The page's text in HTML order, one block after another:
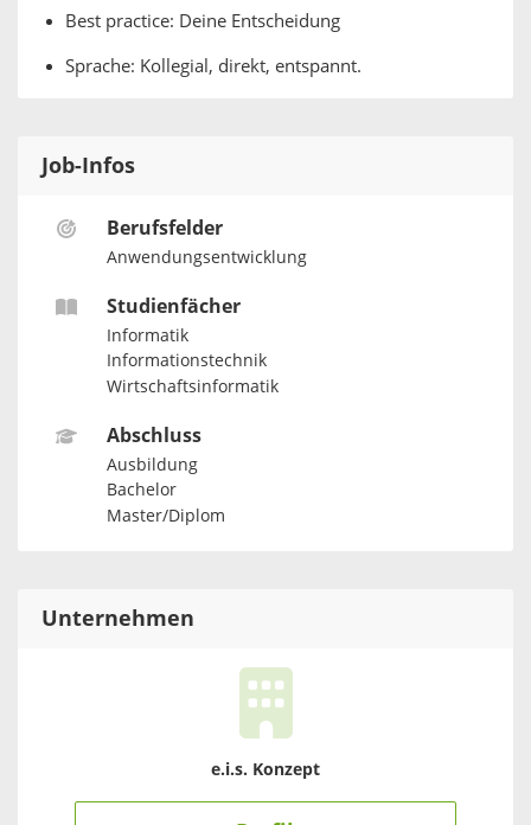
Best practice: Deine Entscheidung
Sprache: Kollegial, direkt, entspannt.
Job-Infos
Berufsfelder
Anwendungsentwicklung
Studienfächer
Informatik
Informationstechnik
Wirtschaftsinformatik
Abschluss
Ausbildung
Bachelor
Master/Diplom
Unternehmen
e.i.s. Konzept